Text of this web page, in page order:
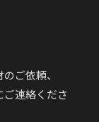
ご依頼、
連絡くださ